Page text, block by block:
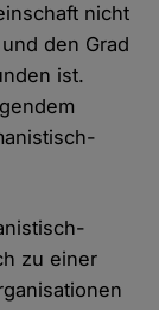
nicht
den Grad
ist.
zu einer